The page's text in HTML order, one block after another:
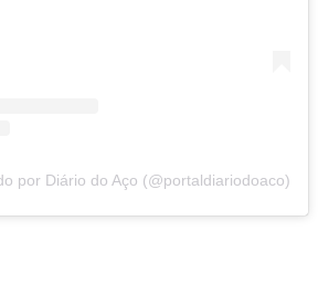
por Diário do Aço (@portaldiariodoaco)